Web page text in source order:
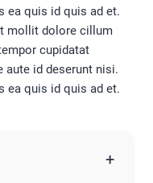
ea quis id quis ad et.
mollit dolore cillum
cupidatat
aute id deserunt nisi.
ea quis id quis ad et.
+